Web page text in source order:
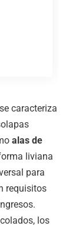
caracteriza
alas de
liviana
para
requisitos
los